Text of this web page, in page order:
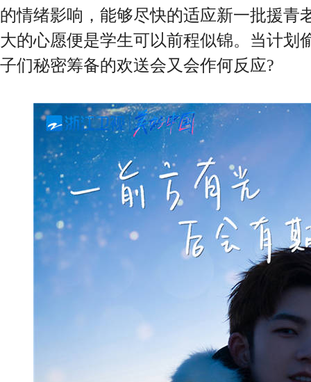
的情绪影响，能够尽快的适应新一批援青
大的心愿便是学生可以前程似锦。当计划
子们秘密筹备的欢送会又会作何反应?